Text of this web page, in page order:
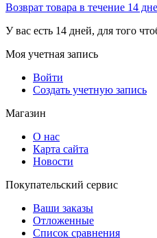
Возврат товара в течение 14
У вас есть 14 дней, для того
Моя учетная запись
Войти
Создать учетную запись
Магазин
О нас
Карта сайта
Новости
Покупательский сервис
Ваши заказы
Отложенные
Список сравнения